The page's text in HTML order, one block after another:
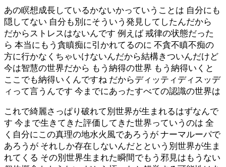
あの瞑想成長しているかないかっていうことは 自分にも
隠してない 自分も別にそういう発見してしたんだから
だからストレスはないんです 例えば 戒律の状態だった
ら 本当にもう貪瞋痴に引かれてるのに 不貪不瞋不痴の
方に行かなくちゃいけないんだから結構きついんだけど
今は智慧の世界だから もう納得の世界 もう納得いくと
ここでも納得いくんですね だからディッティディスッデ
ィって言うんです 今までにあったすべての認識の世界は
これで綺麗さっぱり破れて別世界が生まれるはずなんで
す 今まで生きてきた評価してきた世界っていうのは 全
く自分にこの真理の地水火風であろうが ナーマルーパで
あろうが それしか存在しないんだとという別世界が生ま
れてくる その別世界生まれた瞬間でもう邪見はもうない